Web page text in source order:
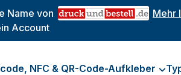
Name von
Mehr
Account
NFC & QR-Code-Aufkleber